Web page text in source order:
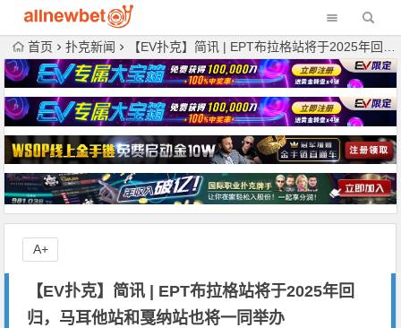
首页 扑克新闻 【EV扑克】简讯 | EPT布拉格站将于2025年回归，马耳他站和戛纳站也将一同举办
【EV扑克】简讯 | EPT布拉格站将于2025年回
归，马耳他站和戛纳站也将一同举办
A+